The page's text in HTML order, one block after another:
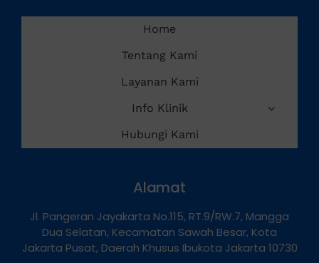
Hubungi Kami
Jl. Pangeran Jayakarta No.115, RT.9/RW.7, Mangga
Dua Selatan, Kecamatan Sawah Besar, Kota